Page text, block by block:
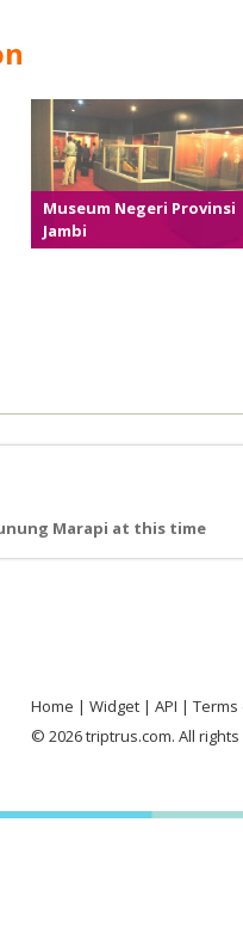
Museum Negeri Provinsi
Jambi
Marapi at this time
Home Widget API
Terms
© 2026 triptrus.com. All